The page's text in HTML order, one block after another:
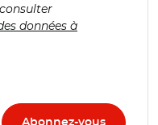
données à